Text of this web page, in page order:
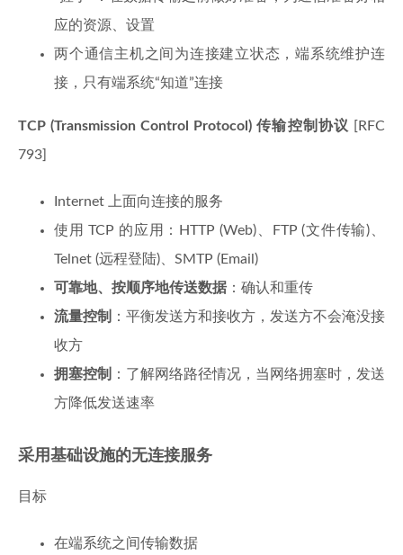
应的资源、设置
两个通信主机之间为连接建立状态，端系统维护连
接，只有端系统“知道”连接
TCP (Transmission Control Protocol) 传输控制协议
[RFC
793]
Internet 上面向连接的服务
使用 TCP 的应用：HTTP (Web)、FTP (文件传输)、
Telnet (远程登陆)、SMTP (Email)
可靠地、按顺序地传送数据 ：确认和重传
流量控制
：平衡发送方和接收方，发送方不会淹没接
收方
拥塞控制
：了解网络路径情况，当网络拥塞时，发送
方降低发送速率
采用基础设施的无连接服务
目标
在端系统之间传输数据